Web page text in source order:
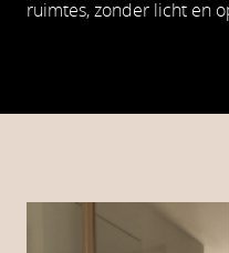
ruimtes, zonder licht en